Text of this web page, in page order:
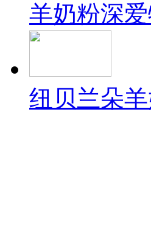
羊奶粉深
纽贝兰朵